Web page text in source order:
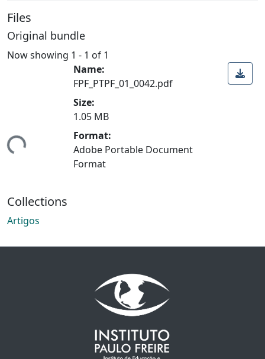
Files
Original bundle
Now showing 1 - 1 of 1
Name:
FPF_PTPF_01_0042.pdf
Size:
1.05 MB
Format:
Adobe Portable Document
Format
Collections
Artigos